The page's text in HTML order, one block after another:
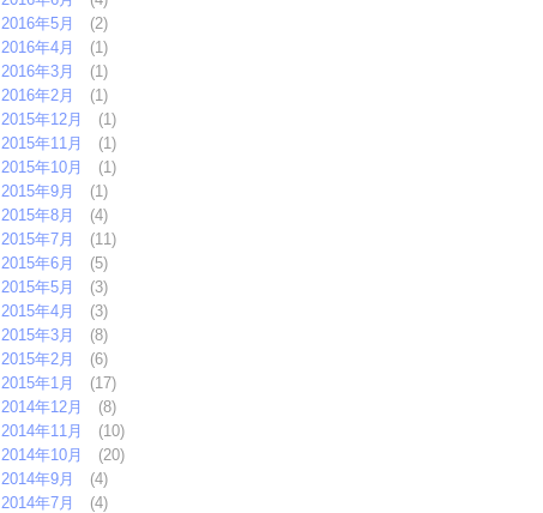
2016年5月
(2)
2016年4月
(1)
2016年3月
(1)
2016年2月
(1)
2015年12月
(1)
2015年11月
(1)
2015年10月
(1)
2015年9月
(1)
2015年8月
(4)
2015年7月
(11)
2015年6月
(5)
2015年5月
(3)
2015年4月
(3)
2015年3月
(8)
2015年2月
(6)
2015年1月
(17)
2014年12月
(8)
2014年11月
(10)
2014年10月
(20)
2014年9月
(4)
2014年7月
(4)